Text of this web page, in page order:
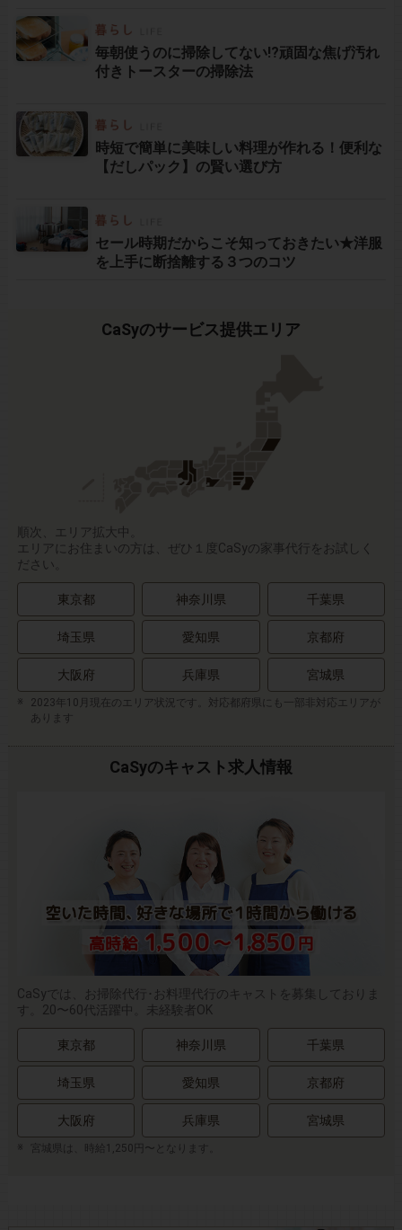
毎朝使うのに掃除してない!?頑固な焦げ汚れ
付きトースターの掃除法
時短で簡単に美味しい料理が作れる！便利な
【だしパック】の賢い選び方
セール時期だからこそ知っておきたい★洋服
を上手に断捨離する３つのコツ
CaSyのサービス提供エリア
順次、エリア拡大中。
エリアにお住まいの方は、ぜひ１度CaSyの家事代行をお試しく
ださい。
東京都 神奈川県 千葉県
埼玉県 愛知県 京都府
大阪府 兵庫県 宮城県
2023年10月現在のエリア状況です。対応都府県にも一部非対応エリアが
あります
CaSyのキャスト求人情報
CaSyでは、お掃除代行･お料理代行のキャストを募集しておりま
す。20〜60代活躍中。未経験者OK
東京都 神奈川県 千葉県
埼玉県 愛知県 京都府
大阪府 兵庫県 宮城県
宮城県は、時給1,250円〜となります。